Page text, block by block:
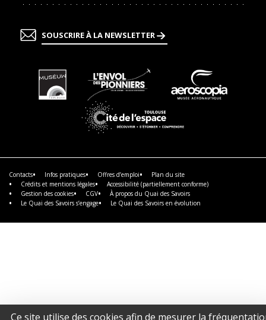
Ce site utilise des cookies afin de mesurer la
SOUSCRIRE À LA NEWSLETTER
En
savoir
plus
Contacts Infos pratiques Offres d’emploi
Plan du site
Crédits et mentions légales
Accessibilité (partiellement conforme)
Gestion des cookies
CGV
À propos du Quai des Savoirs
Le Quai des Savoirs s’engage
Le Quai des Savoirs en évolution